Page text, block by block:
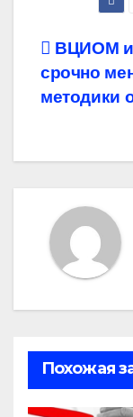
по
ВЦИОМ
срочно
методики
Похожая